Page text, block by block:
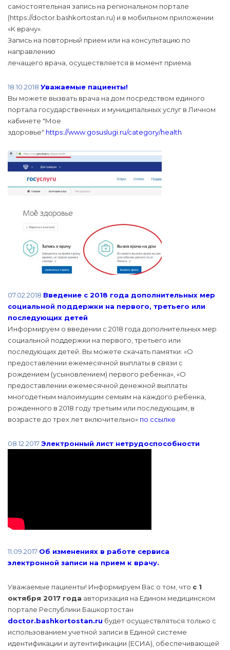
самостоятельная запись на региональном портале
(https://doctor.bashkortostan.ru) и в мобильном приложении
«К врачу».
Запись на повторный прием или на консультацию по
направлению
лечащего врача, осуществляется в момент приема.
18.10.2018 Уважаемые пациенты!
Вы можете вызвать врача на дом посредством единого
портала государственных и муниципальных услуг в Личном
кабинете "Мое
здоровье" https://www.gosuslugi.ru/category/health
07.02.2018 Введение с 2018 года дополнительных мер
социальной поддержки на первого, третьего или
последующих детей
Информируем о введении с 2018 года дополнительных мер
социальной поддержки на первого, третьего или
последующих детей. Вы можете скачать памятки: «О
предоставлении ежемесячной выплаты в связи с
рождением (усыновлением) первого ребенка», «О
предоставлении ежемесячной денежной выплаты
многодетным малоимущим семьям на каждого ребенка,
рожденного в 2018 году третьим или последующим, в
возрасте до трех лет включительно» по ссылке
08.12.2017Электронный лист нетрудоспособности
11.09.2017 Об изменениях в работе сервиса
электронной записи на прием к врачу.
Уважаемые пациенты! Информируем Вас о том, что с 1
октября 2017 года авторизация на Едином медицинском
портале Республики Башкортостан
doctor.bashkortostan.ru будет осуществляться только с
использованием учетной записи в Единой системе
идентификации и аутентификации (ЕСИА), обеспечивающей